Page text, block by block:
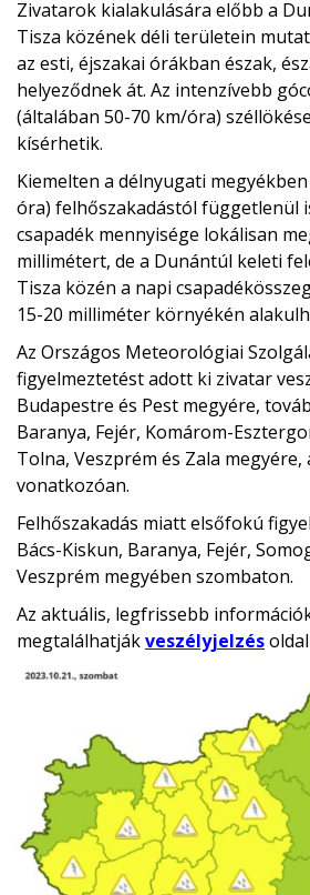
Zivatarok kialakulására előbb a
Tisza közének déli területein
az esti, éjszakai órákban észak,
helyeződnek át. Az intenzívebb
(általában 50-70 km/óra)
kísérhetik.
Kiemelten a délnyugati
óra) felhőszakadástól függetlenül
csapadék mennyisége lokálisan
millimétert, de a Dunántúl keleti
Tisza közén a napi
15-20 milliméter környékén
Az Országos Meteorológiai
figyelmeztetést adott ki zivatar
Budapestre és Pest megyére,
Baranya, Fejér, Komárom-
Tolna, Veszprém és Zala
vonatkozóan.
Felhőszakadás miatt elsőfokú
Bács-Kiskun, Baranya, Fejér,
Veszprém megyében szombaton.
Az aktuális, legfrissebb
megtalálhatjákveszélyjelzés